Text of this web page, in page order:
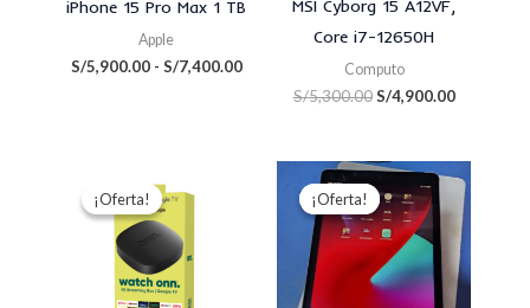
iPhone 15 Pro Max 1 TB
Apple
S/5,900.00 - S/7,400.00
MSI Cyborg 15 A12VF,
Core i7-12650H
Computo
S/5,300.00 S/4,900.00
¡Oferta!
¡Oferta!
precio
original
era:
S/190.00.
¡Oferta!
¡Oferta!
El
precio
original
era:
S/650.00.
El
precio
actual
es:
S/600.00.